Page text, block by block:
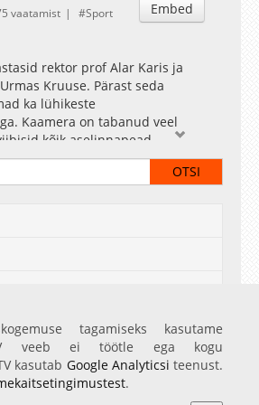
Embed
vaatamist
Sport
rektor prof Alar Karis ja
Kruuse. Pärast seda
ka lühikeste
Kaamera on tabanud veel
kõik aselinnapead,
Klaas, teadusprorektor
Andres Liinat, mõlema
huvi asja vastu näitas üles
osakond (oli esindatud
ning šampusest ei
tagamiseks kasutame
veeb ei töötle ega kogu
kasutab Google Analyticsi teenust.
.